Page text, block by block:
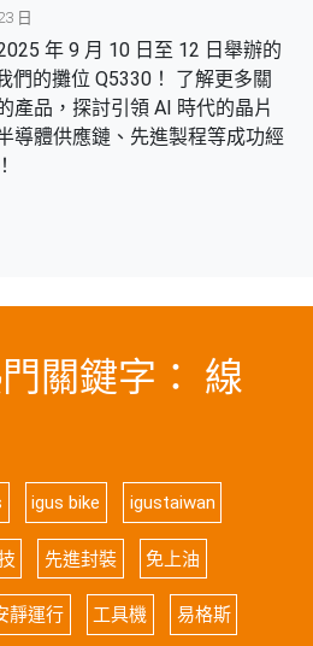
日
年 9 月 10 日至 12 日舉辦的
們的攤位 Q5330！ 了解更多關
產品，探討引領 AI 時代的晶片
導體供應鏈、先進製程等成功經
關鍵字： 線
igus bike igustaiwan
先進封裝 免上油
靜運行 工具機 易格斯